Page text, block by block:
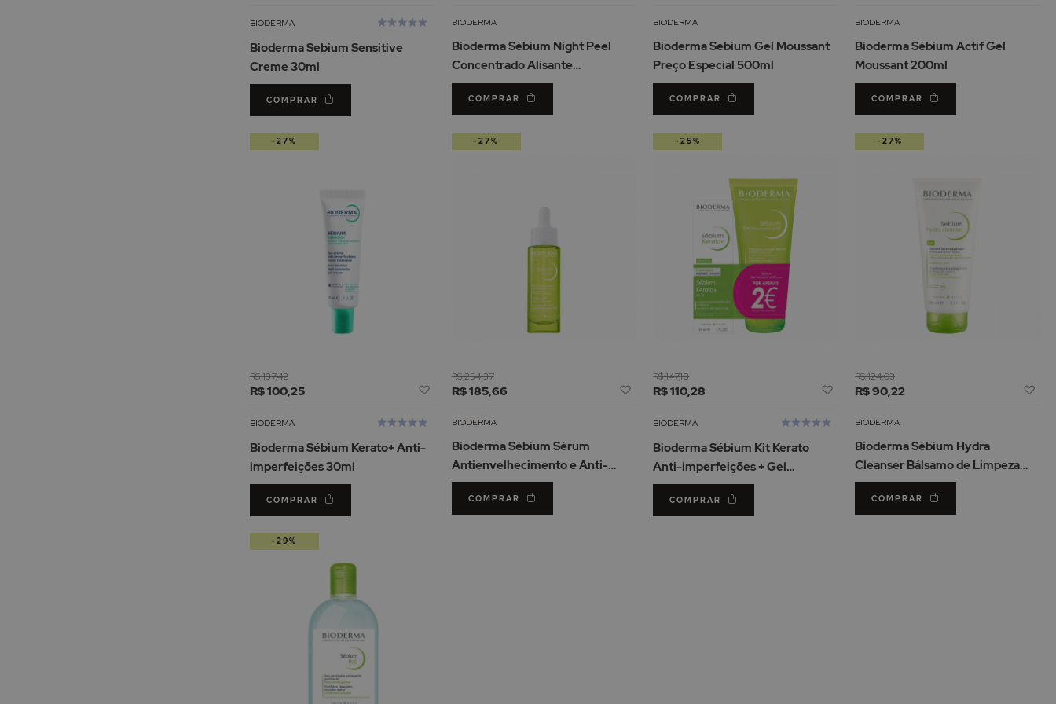
Lista
Desejos
BIODERMA
Avaliação:
Bioderma Sebium Sensitive
Creme 30ml
COMPRAR
Lista
Desejos
BIODERMA
Bioderma Sébium Night Peel
Concentrado Alisante
Aperfeiçoador 40ml
COMPRAR
Lista
Desejos
BIODERMA
Bioderma Sebium Gel Moussant
Preço Especial 500ml
COMPRAR
BIODERMA
Bioderma Sébium Actif Gel
Moussant 200ml
COMPRAR
R$ 100,25
R$ 137,42
Adicionar
Lista
Desejos
BIODERMA
Avaliação:
Bioderma Sébium Kerato+ Anti-
imperfeições 30ml
COMPRAR
-27%
R$ 185,66
R$ 254,37
Adicionar
Lista
Desejos
BIODERMA
Bioderma Sébium Sérum
Antienvelhecimento e Anti-
Imperfeições 30ml
COMPRAR
-27%
R$ 110,28
R$ 147,18
Adicionar
Lista
Desejos
BIODERMA
Avaliação:
Bioderma Sébium Kit Kerato
Anti-imperfeições + Gel
Moussant Actif
COMPRAR
-25%
R$ 90,22
R$ 124,03
BIODERMA
Bioderma Sébium Hydra
Cleanser Bálsamo de Limpeza
200ml
COMPRAR
-27%
-29%